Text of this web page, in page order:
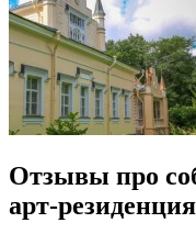
Отзывы про
арт-